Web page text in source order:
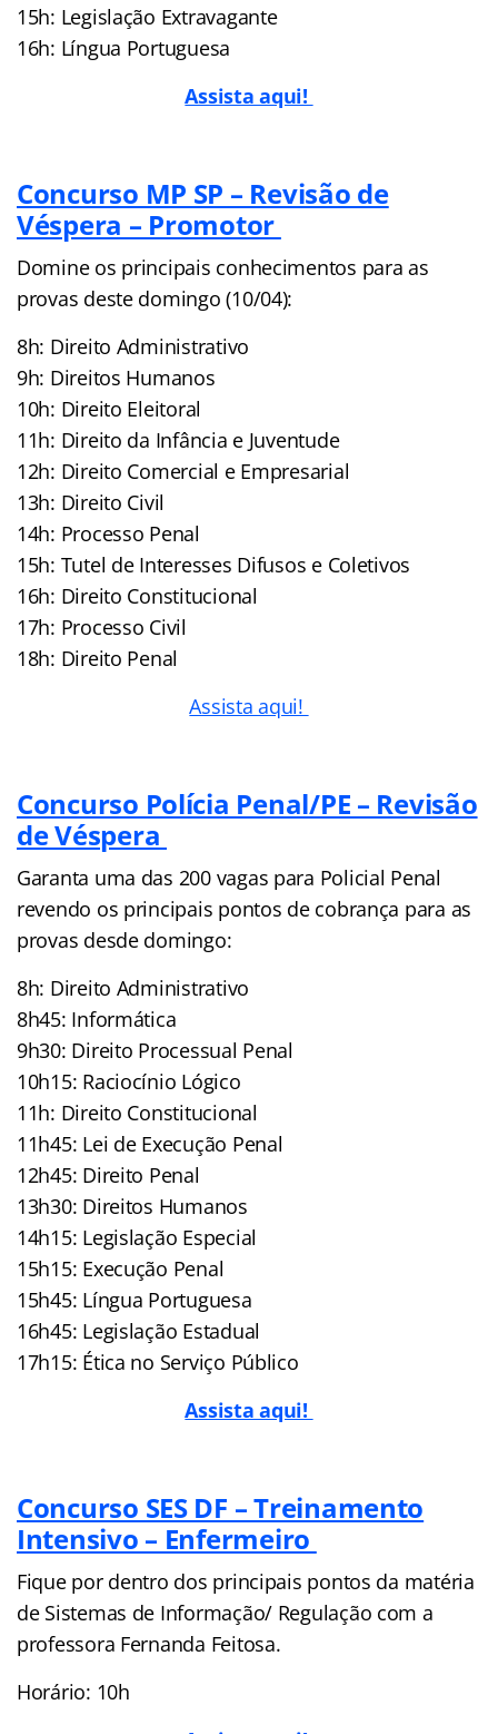
15h: Legislação Extravagante
16h: Língua Portuguesa
Assista aqui!
Concurso MP SP – Revisão de
Véspera – Promotor
Domine os principais conhecimentos para as
provas deste domingo (10/04):
8h: Direito Administrativo
9h: Direitos Humanos
10h: Direito Eleitoral
11h: Direito da Infância e Juventude
12h: Direito Comercial e Empresarial
13h: Direito Civil
14h: Processo Penal
15h: Tutel de Interesses Difusos e Coletivos
16h: Direito Constitucional
17h: Processo Civil
18h: Direito Penal
Assista aqui!
Concurso Polícia Penal/PE – Revisão
de Véspera
Garanta uma das 200 vagas para Policial Penal
revendo os principais pontos de cobrança para as
provas desde domingo:
8h: Direito Administrativo
8h45: Informática
9h30: Direito Processual Penal
10h15: Raciocínio Lógico
11h: Direito Constitucional
11h45: Lei de Execução Penal
12h45: Direito Penal
13h30: Direitos Humanos
14h15: Legislação Especial
15h15: Execução Penal
15h45: Língua Portuguesa
16h45: Legislação Estadual
17h15: Ética no Serviço Público
Assista aqui!
Concurso SES DF – Treinamento
Intensivo – Enfermeiro
Fique por dentro dos principais pontos da matéria
de Sistemas de Informação/ Regulação com a
professora Fernanda Feitosa.
Horário: 10h